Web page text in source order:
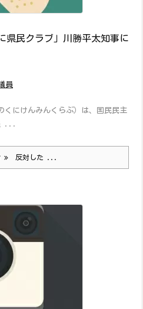
県民クラブ」川勝平太知事に
員
くにけんみんくらぶ）は、国民民主
...
反対した ...